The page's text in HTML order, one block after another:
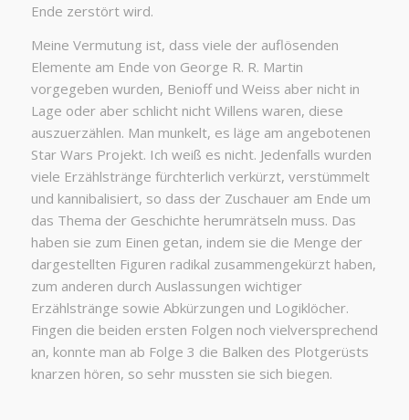
Ende zerstört wird.
Meine Vermutung ist, dass viele der auflösenden
Elemente am Ende von George R. R. Martin
vorgegeben wurden, Benioff und Weiss aber nicht in
Lage oder aber schlicht nicht Willens waren, diese
auszuerzählen. Man munkelt, es läge am angebotenen
Star Wars Projekt. Ich weiß es nicht. Jedenfalls wurden
viele Erzählstränge fürchterlich verkürzt, verstümmelt
und kannibalisiert, so dass der Zuschauer am Ende um
das Thema der Geschichte herumrätseln muss. Das
haben sie zum Einen getan, indem sie die Menge der
dargestellten Figuren radikal zusammengekürzt haben,
zum anderen durch Auslassungen wichtiger
Erzählstränge sowie Abkürzungen und Logiklöcher.
Fingen die beiden ersten Folgen noch vielversprechend
an, konnte man ab Folge 3 die Balken des Plotgerüsts
knarzen hören, so sehr mussten sie sich biegen.